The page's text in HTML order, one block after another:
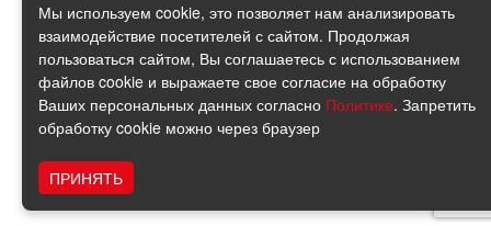
Мы используем cookie, это позволяет нам анализировать
взаимодействие посетителей с сайтом. Продолжая
пользоваться сайтом, Вы соглашаетесь с использованием
файлов cookie и выражаете свое согласие на обработку
Ваших персональных данных согласно Политике. Запретить
обработку cookie можно через браузер
ПРИНЯТЬ